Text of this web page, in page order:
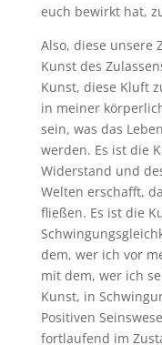
euch bewirkt hat,
Also, diese unsere
Kunst des
Kunst, diese Kluft
in meiner
sein, was das
werden. Es ist die
Widerstand und
Welten erschafft,
fließen. Es ist die
dem, wer ich vor
mit dem, wer ich
Kunst, in
Positiven
fortlaufend im